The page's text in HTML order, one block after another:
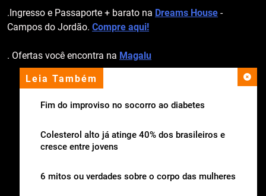
Leia Também
Fim do improviso no socorro ao diabetes
Colesterol alto já atinge 40% dos brasileiros e
cresce entre jovens
6 mitos ou verdades sobre o corpo das mulheres
.Ingresso e Passaporte + barato na Dreams House -
Campos do Jordão. Compre aqui!
. Ofertas você encontra na Magalu
apoio institucional